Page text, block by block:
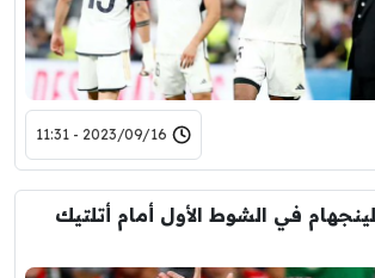
2023/09/16 - 11:31
في الشوط الأول أمام أتلتيك